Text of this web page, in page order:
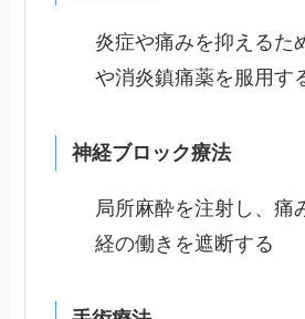
炎症や痛みを抑えるた
や消炎鎮痛薬を服用
神経ブロック療法
局所麻酔を注射し、痛
経の働きを遮断する